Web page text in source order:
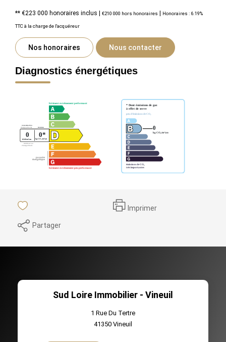
** €223 000 honoraires inclus | €210 000 hors honoraires | Honoraires : 6.19%
TTC à la charge de l'acquéreur
Nos honoraires Nous contacter
Diagnostics énergétiques
Imprimer
Partager
Sud Loire Immobilier - Vineuil
1 Rue Du Tertre
41350 Vineuil